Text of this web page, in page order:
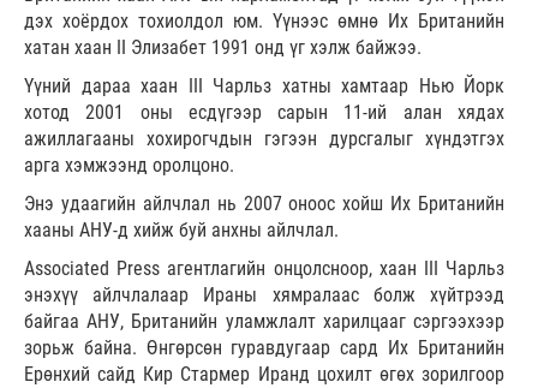
дэх хоёрдох тохиолдол юм. Үүнээс өмнө Их Британийн
хатан хаан II Элизабет 1991 онд үг хэлж байжээ.
Үүний дараа хаан III Чарльз хатны хамтаар Нью Йорк
хотод 2001 оны есдүгээр сарын 11-ий алан хядах
ажиллагааны хохирогчдын гэгээн дурсгалыг хүндэтгэх
арга хэмжээнд оролцоно.
Энэ удаагийн айлчлал нь 2007 оноос хойш Их Британийн
хааны АНУ-д хийж буй анхны айлчлал.
Associated Press агентлагийн онцолсноор, хаан III Чарльз
энэхүү айлчлалаар Ираны хямралаас болж хүйтрээд
байгаа АНУ, Британийн уламжлалт харилцааг сэргээхээр
зорьж байна. Өнгөрсөн гуравдугаар сард Их Британийн
Ерөнхий сайд Кир Стармер Иранд цохилт өгөх зорилгоор